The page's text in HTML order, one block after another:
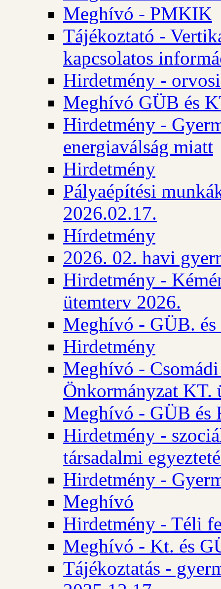
Meghívó - PMKIK
Tájékoztató -
kapcsolatos
Hirdetmény -
Meghívó GÜB és
Hirdetmény -
energiaválság miatt
Hirdetmény
Pályaépítési
2026.02.17.
Hírdetmény
2026. 02. havi
Hirdetmény -
ütemterv 2026.
Meghívó - GÜB.
Hirdetmény
Meghívó -
Önkormányzat KT.
Meghívó - GÜB és
Hirdetmény -
társadalmi
Hirdetmény -
Meghívó
Hirdetmény - Téli
Meghívó - Kt. és
Tájékoztatás -